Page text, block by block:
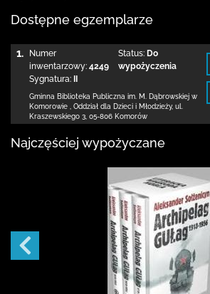
Dostępne egzemplarze
1.
Numer
inwentarzowy: 4249
Sygnatura:
Status: Do
wypożyczenia
Gminna Biblioteka Publiczna im. M. Dąbrowskiej w
Komorowie
Oddział dla Dzieci i Młodzieży, ul.
Kraszewskiego 3 05-806 Komorów
Najczęściej wypożyczane